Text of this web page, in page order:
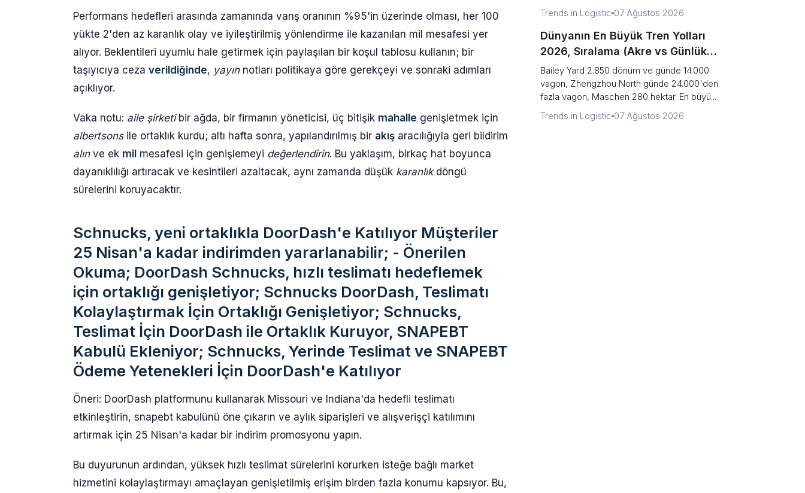
Performans hedefleri arasında zamanında varış oranının %95'in üzerinde olması, her 100
yükte 2'den az karanlık olay ve iyileştirilmiş yönlendirme ile kazanılan mil mesafesi yer
alıyor. Beklentileri uyumlu hale getirmek için paylaşılan bir koşul tablosu kullanın; bir
taşıyıcıya ceza verildiğinde, yayınnotları politikaya göre gerekçeyi ve sonraki adımları
açıklıyor.
Vaka notu: aile şirketibir ağda, bir firmanın yöneticisi, üç bitişik mahalle genişletmek için
albertsonsile ortaklık kurdu; altı hafta sonra, yapılandırılmış bir akış aracılığıyla geri bildirim
alınve ek mil mesafesi için genişlemeyi değerlendirin. Bu yaklaşım, birkaç hat boyunca
dayanıklılığı artıracak ve kesintileri azaltacak, aynı zamanda düşük karanlıkdöngü
sürelerini koruyacaktır.
Schnucks, yeni ortaklıkla DoorDash'e Katılıyor Müşteriler
25 Nisan'a kadar indirimden yararlanabilir; - Önerilen
Okuma; DoorDash Schnucks, hızlı teslimatı hedeflemek
için ortaklığı genişletiyor; Schnucks DoorDash, Teslimatı
Kolaylaştırmak İçin Ortaklığı Genişletiyor; Schnucks,
Teslimat İçin DoorDash ile Ortaklık Kuruyor, SNAPEBT
Kabulü Ekleniyor; Schnucks, Yerinde Teslimat ve SNAPEBT
Ödeme Yetenekleri İçin DoorDash'e Katılıyor
Öneri: DoorDash platformunu kullanarak Missouri ve Indiana'da hedefli teslimatı
etkinleştirin, snapebt kabulünü öne çıkarın ve aylık siparişleri ve alışverişçi katılımını
artırmak için 25 Nisan'a kadar bir indirim promosyonu yapın.
Bu duyurunun ardından, yüksek hızlı teslimat sürelerini korurken isteğe bağlı market
hizmetini kolaylaştırmayı amaçlayan genişletilmiş erişim birden fazla konumu kapsıyor. Bu,
Trends in Logistic 07 Ağustos 2026
Dünyanın En Büyük Tren Yolları
2026, Sıralama (Akre vs Günlük
Tren Sayısı)
Bailey Yard 2.850 dönüm ve günde 14.000
vagon, Zhengzhou North günde 24.000'den
fazla vagon, Maschen 280 hektar. En büyü...
Trends in Logistic 07 Ağustos 2026